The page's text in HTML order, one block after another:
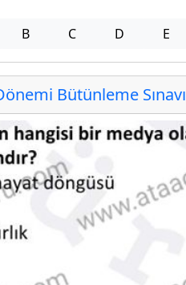
B C D E
Bütünleme Sınavı